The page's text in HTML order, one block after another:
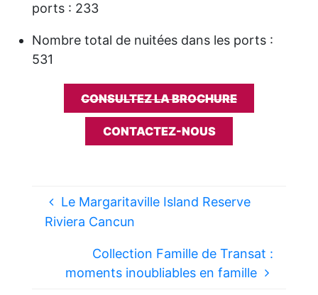
ports : 233
Nombre total de nuitées dans les ports :
531
CONSULTEZ LA BROCHURE
CONTACTEZ-NOUS
Le Margaritaville Island Reserve
Riviera Cancun
Collection Famille de Transat :
moments inoubliables en famille